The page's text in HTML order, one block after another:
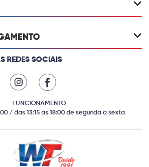
REDES SOCIAIS
FUNCIONAMENTO
/ das 13:15 as 18:00 de segunda a sexta